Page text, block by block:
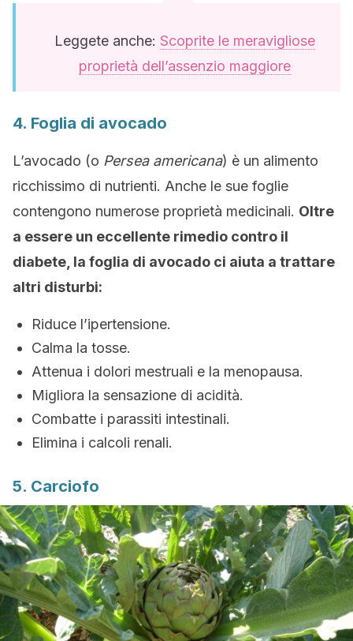
Leggete anche: Scoprite le meravigliose
proprietà dell’assenzio maggiore
4. Foglia di avocado
L’avocado (o Persea americana) è un alimento
ricchissimo di nutrienti. Anche le sue foglie
contengono numerose proprietà medicinali. Oltre
a essere un eccellente rimedio contro il
diabete, la foglia di avocado ci aiuta a trattare
altri disturbi:
Riduce l’ipertensione.
Calma la tosse.
Attenua i dolori mestruali e la menopausa.
Migliora la sensazione di acidità.
Combatte i parassiti intestinali.
Elimina i calcoli renali.
5. Carciofo